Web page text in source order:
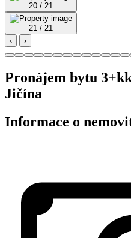
20 / 21
21 / 21
‹
›
Pronájem bytu
Jičína
Informace o